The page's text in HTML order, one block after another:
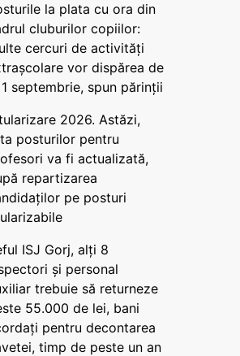
la plata cu ora din
cluburilor copiilor:
cercuri de activități
vor dispărea de
septembrie, spun părinții
2026. Astăzi,
posturilor pentru
va fi actualizată,
repartizarea
pe posturi
ISJ Gorj, alți 8
și personal
trebuie să returneze
55.000 de lei, bani
pentru decontarea
timp de peste un an